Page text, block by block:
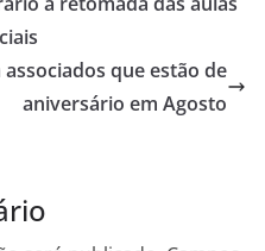
que estão de
aniversário em Agosto